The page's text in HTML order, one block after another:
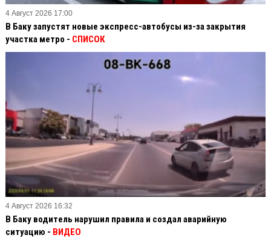
4 Август 2026 17:00
В Баку запустят новые экспресс-автобусы из-за закрытия
участка метро - СПИСОК
4 Август 2026 16:32
В Баку водитель нарушил правила и создал аварийную
ситуацию - ВИДЕО